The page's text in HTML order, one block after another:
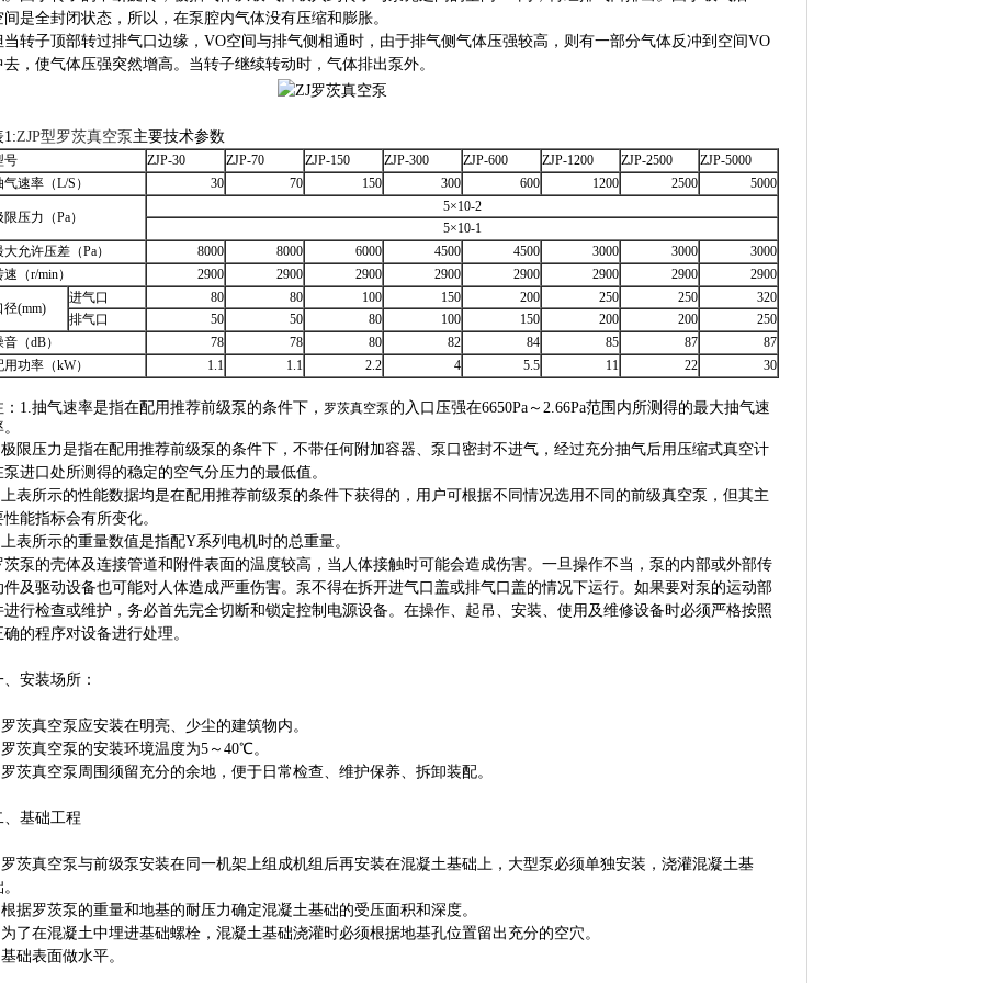
间是全封闭状态，所以，在泵腔内气体没有压缩和膨胀。
当转子顶部转过排气口边缘，VO空间与排气侧相通时，由于排气侧气体压强较高，则有一部分气体反冲到空间VO
去，使气体压强突然增高。当转子继续转动时，气体排出泵外。
1:ZJP型罗茨真空泵 主要技术参数
号 ZJP-30 ZJP-70 ZJP-150 ZJP-300 ZJP-600 ZJP-1200 ZJP-2500
ZJP-5000
气速率（L/S）
30 70 150 300 600 1200 2500 5000
限压力（Pa）
5×10-2
5×10-1
大允许压差（Pa）
8000 8000 6000 4500 4500 3000 3000
3000
速（r/min）
2900 2900 2900 2900 2900 2900 2900 2900
径(mm)
进气口 80 80 100 150 200 250 250
320
排气口
50 50 80 100 150 200 200
250
音（dB）
78 78 80 82 84 85 87
87
用功率（kW）
1.1 1.1 2.2 4 5.5 11 22 30
：1.抽气速率是指在配用推荐前级泵的条件下， 罗茨真空泵的入口压强在6650Pa～2.66Pa范围内所测得的最大抽气速
限压力是指在配用推荐前级泵的条件下，不带任何附加容器、泵口密封不进气，经过充分抽气后用压缩式真空计
泵进口处所测得的稳定的空气分压力的最低值。
表所示的性能数据均是在配用推荐前级泵的条件下获得的，用户可根据不同情况选用不同的前级真空泵，但其主
性能指标会有所变化。
表所示的重量数值是指配Y系列电机时的总重量。
茨泵的壳体及连接管道和附件表面的温度较高，当人体接触时可能会造成伤害。一旦操作不当，泵的内部或外部传
件及驱动设备也可能对人体造成严重伤害。泵不得在拆开进气口盖或排气口盖的情况下运行。如果要对泵的运动部
进行检查或维护，务必首先完全切断和锁定控制电源设备。在操作、起吊、安装、使用及维修设备时必须严格按照
确的程序对设备进行处理。
、安装场所：
茨真空泵应安装在明亮、少尘的建筑物内。
茨真空泵的安装环境温度为5～40℃。
茨真空泵周围须留充分的余地，便于日常检查、维护保养、拆卸装配。
、基础工程
茨真空泵与前级泵安装在同一机架上组成机组后再安装在混凝土基础上，大型泵必须单独安装，浇灌混凝土基
据罗茨泵的重量和地基的耐压力确定混凝土基础的受压面积和深度。
了在混凝土中埋进基础螺栓，混凝土基础浇灌时必须根据地基孔位置留出充分的空穴。
础表面做水平。